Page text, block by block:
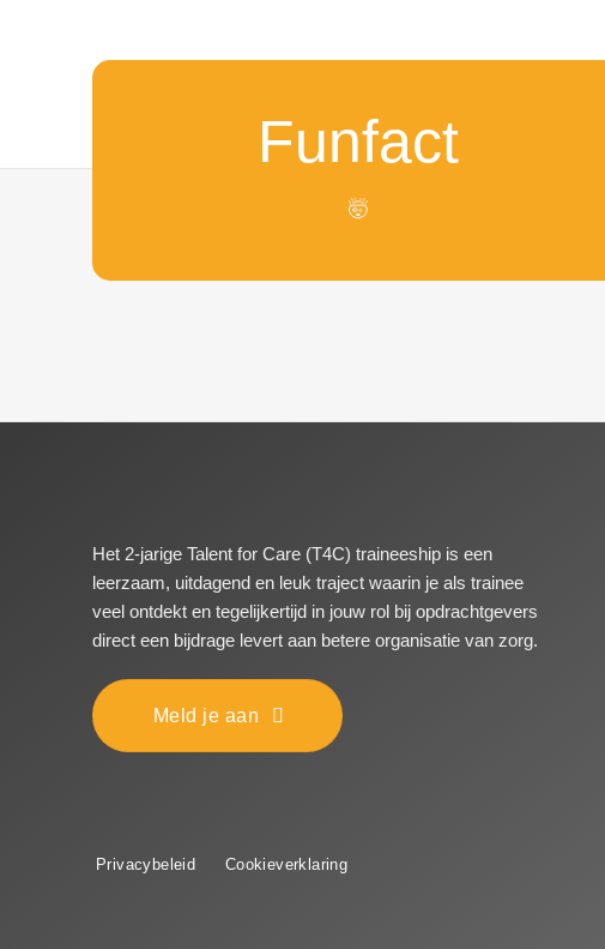
Funfact
🤯
Het 2-jarige Talent for Care (T4C) traineeship is een
leerzaam, uitdagend en leuk traject waarin je als trainee
veel ontdekt en tegelijkertijd in jouw rol bij opdrachtgevers
direct een bijdrage levert aan betere organisatie van zorg.
Meld je aan
Privacybeleid Cookieverklaring